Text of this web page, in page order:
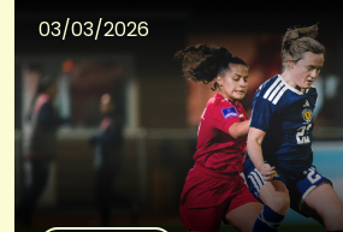
03/03/2026